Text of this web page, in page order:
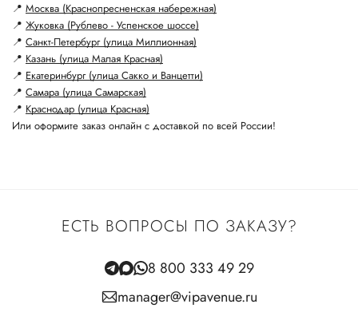
📍 Москва (Краснопресненская набережная)
📍 Жуковка (Рублево - Успенское шоссе)
📍 Санкт-Петербург (улица Миллионная)
📍 Казань (улица Малая Красная)
📍 Екатеринбург (улица Сакко и Ванцетти)
📍 Самара (улица Самарская)
📍 Краснодар (улица Красная)
Или оформите заказ онлайн с доставкой по всей России!
ЕСТЬ ВОПРОСЫ ПО ЗАКАЗУ?
8 800 333 49 29
manager@vipavenue.ru